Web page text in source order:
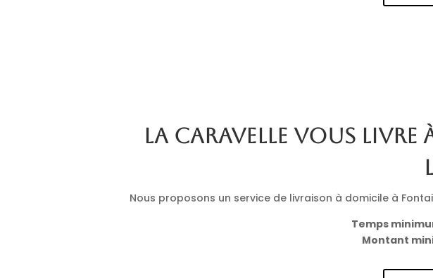
La Caravelle vous
Nous proposons un service de livraison à domicile à
Temps
Montant